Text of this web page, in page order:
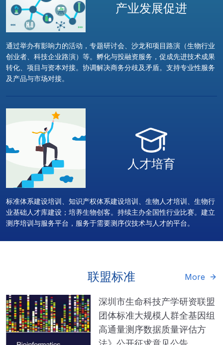
产业发展促进
通过举办有影响力的活动，专题研讨会、沙龙和项目路演（生物行业
创业者、科技企业路演）等。孵化与投融资服务，促成先进技术成果
转化、项目与资本对接。协调解决商务分歧及矛盾。支持专业性服务
及产品与市场对接。
人才培育
标准体系建设培训、知识产权体系建设培训、生物人才培训、生物行
业基础人才库建设；培养生物创客。持续主办全国性行业比赛。建立
测序培训与服务平台，服务于需要测序仪技术与人才的平台。
联盟标准 More
深圳市生命科技产学研资联盟
团体标准大规模人群全基因组
高通量测序数据质量评估方